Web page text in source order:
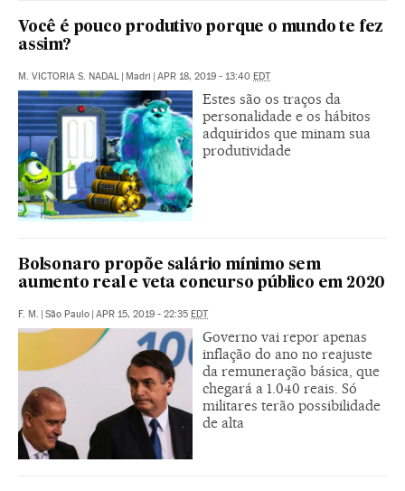
Você é pouco produtivo porque o mundo te fez
assim?
M. VICTORIA S. NADAL | Madri | APR 18, 2019 - 13:40 EDT
Estes são os traços da
personalidade e os hábitos
adquiridos que minam sua
produtividade
Bolsonaro propõe salário mínimo sem
aumento real e veta concurso público em 2020
F. M. | São Paulo | APR 15, 2019 - 22:35 EDT
Governo vai repor apenas
inflação do ano no reajuste
da remuneração básica, que
chegará a 1.040 reais. Só
militares terão possibilidade
de alta